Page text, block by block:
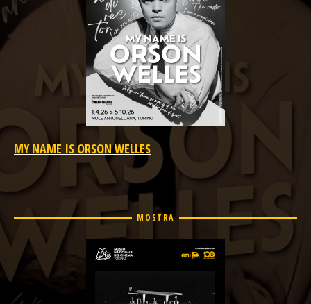
MY NAME IS ORSON WELLES
MOSTRA